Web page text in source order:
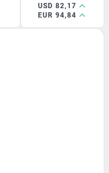
USD 82,17
EUR 94,84